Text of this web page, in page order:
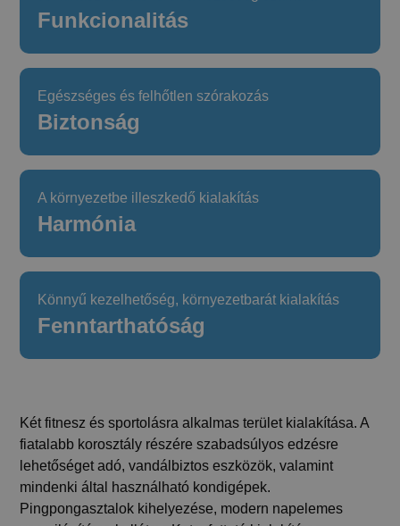
Funkcionalitás
Egészséges és felhőtlen szórakozás
Biztonság
A környezetbe illeszkedő kialakítás
Harmónia
Könnyű kezelhetőség, környezetbarát kialakítás
Fenntarthatóság
Két fitnesz és sportolásra alkalmas terület kialakítása. A
fiatalabb korosztály részére szabadsúlyos edzésre
lehetőséget adó, vandálbiztos eszközök, valamint
mindenki által használható kondigépek.
Pingpongasztalok kihelyezése, modern napelemes